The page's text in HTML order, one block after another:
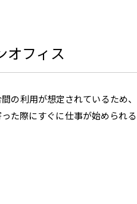
オフィス
の利用が想定されているため
た際にすぐに仕事が始められ